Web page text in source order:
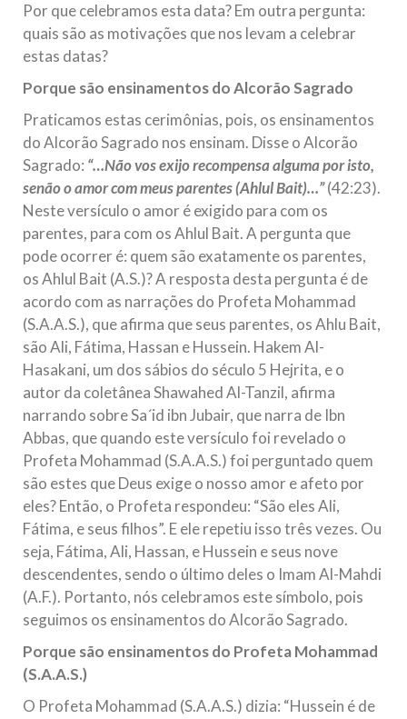
Por que celebramos esta data? Em outra pergunta:
quais são as motivações que nos levam a celebrar
estas datas?
Porque são ensinamentos do Alcorão Sagrado
Praticamos estas cerimônias, pois, os ensinamentos
do Alcorão Sagrado nos ensinam. Disse o Alcorão
Sagrado: “…Não vos exijo recompensa alguma por isto,
senão o amor com meus parentes (Ahlul Bait)…”(42:23).
Neste versículo o amor é exigido para com os
parentes, para com os Ahlul Bait. A pergunta que
pode ocorrer é: quem são exatamente os parentes,
os Ahlul Bait (A.S.)? A resposta desta pergunta é de
acordo com as narrações do Profeta Mohammad
(S.A.A.S.), que afirma que seus parentes, os Ahlu Bait,
são Ali, Fátima, Hassan e Hussein. Hakem Al-
Hasakani, um dos sábios do século 5 Hejrita, e o
autor da coletânea Shawahed Al-Tanzil, afirma
narrando sobre Sa´id ibn Jubair, que narra de Ibn
Abbas, que quando este versículo foi revelado o
Profeta Mohammad (S.A.A.S.) foi perguntado quem
são estes que Deus exige o nosso amor e afeto por
eles? Então, o Profeta respondeu: “São eles Ali,
Fátima, e seus filhos”. E ele repetiu isso três vezes. Ou
seja, Fátima, Ali, Hassan, e Hussein e seus nove
descendentes, sendo o último deles o Imam Al-Mahdi
(A.F.). Portanto, nós celebramos este símbolo, pois
seguimos os ensinamentos do Alcorão Sagrado.
Porque são ensinamentos do Profeta Mohammad
(S.A.A.S.)
O Profeta Mohammad (S.A.A.S.) dizia: “Hussein é de